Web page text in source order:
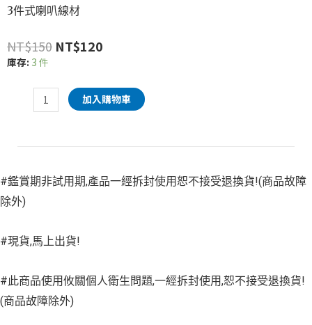
3件式喇叭線材
NT$150 NT$120
庫存: 3 件
加入購物車
#鑑賞期非試用期,產品一經拆封使用恕不接受退換貨!(商品故障
除外)
#現貨,馬上出貨!
#此商品使用攸關個人衛生問題,一經拆封使用,恕不接受退換貨!
(商品故障除外)